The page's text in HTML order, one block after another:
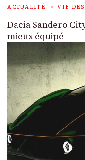
ACTUALITÉ VIE
Dacia Sandero
mieux équipé